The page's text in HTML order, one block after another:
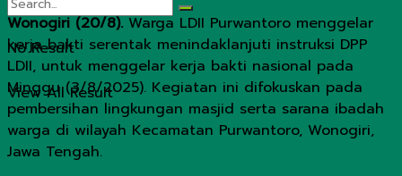
No Result
View All Result
Wonogiri (20/8).Warga LDII Purwantoro menggelar
kerja bakti serentak menindaklanjuti instruksi DPP
LDII, untuk menggelar kerja bakti nasional pada
Minggu (3/8/2025). Kegiatan ini difokuskan pada
pembersihan lingkungan masjid serta sarana ibadah
warga di wilayah Kecamatan Purwantoro, Wonogiri,
Jawa Tengah.